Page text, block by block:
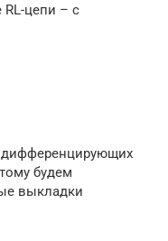
RL-цепи – с
будем
выкладки